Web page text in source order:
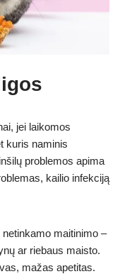
jei laikomos
kuris naminis
problemos apima
kailio infekciją
maitinimo –
ar riebaus maisto.
mažas apetitas.